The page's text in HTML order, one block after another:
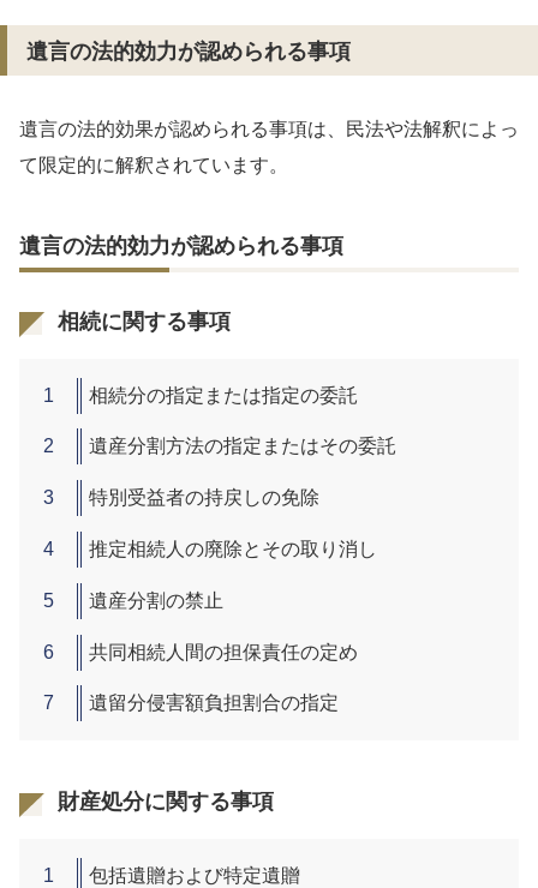
遺言の法的効力が認められる事項
遺言の法的効果が認められる事項は、民法や法解釈によっ
て限定的に解釈されています。
遺言の法的効力が認められる事項
相続に関する事項
相続分の指定または指定の委託
遺産分割方法の指定またはその委託
特別受益者の持戻しの免除
推定相続人の廃除とその取り消し
遺産分割の禁止
共同相続人間の担保責任の定め
遺留分侵害額負担割合の指定
財産処分に関する事項
包括遺贈および特定遺贈